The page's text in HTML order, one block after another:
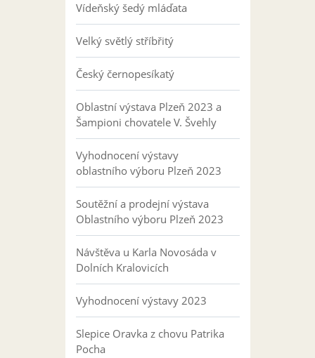
Vídeňský šedý mláďata
Velký světlý stříbřitý
Český černopesíkatý
Oblastní výstava Plzeň 2023 a
Šampioni chovatele V. Švehly
Vyhodnocení výstavy
oblastního výboru Plzeň 2023
Soutěžní a prodejní výstava
Oblastního výboru Plzeň 2023
Návštěva u Karla Novosáda v
Dolních Kralovicích
Vyhodnocení výstavy 2023
Slepice Oravka z chovu Patrika
Pocha